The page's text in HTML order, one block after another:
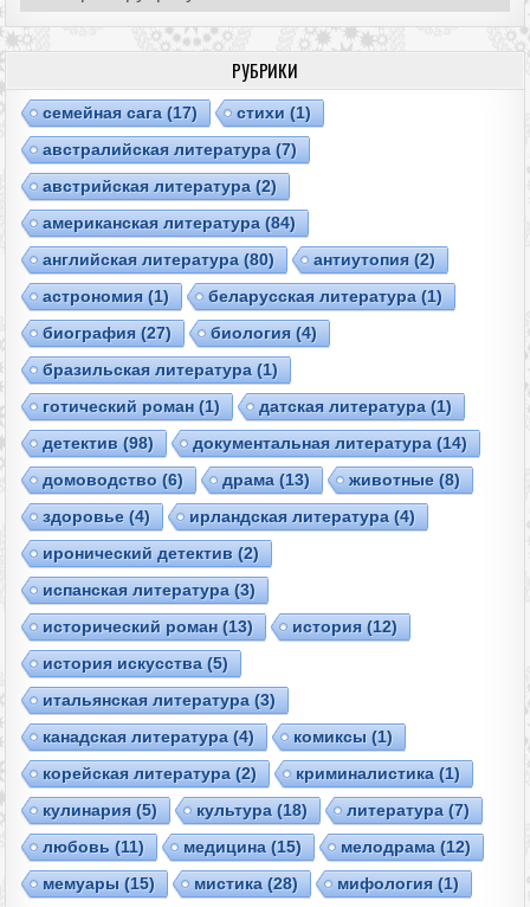
РУБРИКИ
cемейная сага (17) cтихи (1)
австралийская литература (7)
австрийская литература (2)
американская литература (84)
английская литература (80) антиутопия (2)
астрономия (1) беларусская литература (1)
биография (27) биология (4)
бразильская литература (1)
готический роман (1) датская литература (1)
детектив (98) документальная литература (14)
домоводство (6) драма (13) животные (8)
здоровье (4) ирландская литература (4)
иронический детектив (2)
испанская литература (3)
исторический роман (13) история (12)
история искусства (5)
итальянская литература (3)
канадская литература (4) комиксы (1)
корейская литература (2) криминалистика (1)
кулинария (5) культура (18) литература (7)
любовь (11) медицина (15) мелодрама (12)
мемуары (15) мистика (28) мифология (1)